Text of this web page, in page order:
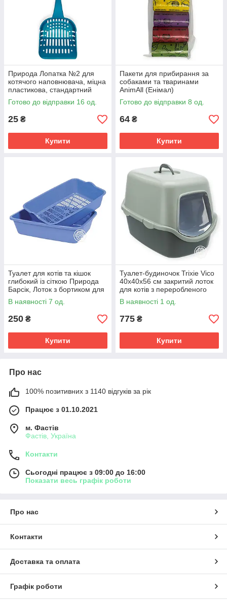
Природа Лопатка №2 для
котячого наповнювача, міцна
пластикова, стандартний
розмір, 25×10 см
Готово до відправки 16 од.
25 ₴
Купити
Пакети для прибирання за
собаками та тваринами
AnimAll (Енімал)
різнокольорові 30х22 см, 4
рулони по 15 шт
Готово до відправки 8 од.
64 ₴
Купити
Туалет для котів та кішок
глибокий із сіткою Природа
Барсік, Лоток з бортиком для
кота Барсик 40×30×11 см
В наявності 7 од.
250 ₴
Купити
Туалет-будиночок Trixie Vico
40х40х56 см закритий лоток
для котів з переробленого
пластику, антрацит/сіро-
зелений
В наявності 1 од.
775 ₴
Купити
Про нас
100% позитивних з 1140 відгуків за рік
Працює з 01.10.2021
м. Фастів
Фастів, Україна
Контакти
Сьогодні працює з 09:00 до 16:00
Показати весь графік роботи
Про нас
Контакти
Доставка та оплата
Графік роботи